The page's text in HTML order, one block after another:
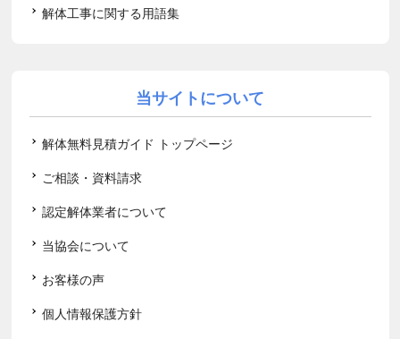
解体工事に関する用語集
当サイトについて
解体無料見積ガイド トップページ
ご相談・資料請求
認定解体業者について
当協会について
お客様の声
個人情報保護方針